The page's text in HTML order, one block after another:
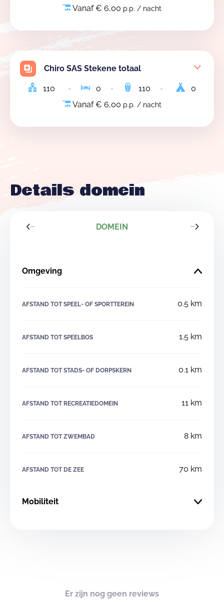
Vanaf € 6,00 p.p. / nacht
Chiro SAS Stekene totaal
110 0 110
0
Vanaf € 6,00 p.p. / nacht
Details domein
DOMEIN
Omgeving
AFSTAND TOT SPEEL- OF SPORTTEREIN 0.5 km
AFSTAND TOT SPEELBOS 1.5 km
AFSTAND TOT STADS- OF DORPSKERN 0.1 km
AFSTAND TOT RECREATIEDOMEIN 11 km
AFSTAND TOT ZWEMBAD 8 km
AFSTAND TOT DE ZEE 70 km
Mobiliteit
Er zijn nog geen reviews